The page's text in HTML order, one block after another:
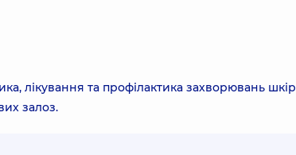
лікування та профілактика захворювань
залоз.